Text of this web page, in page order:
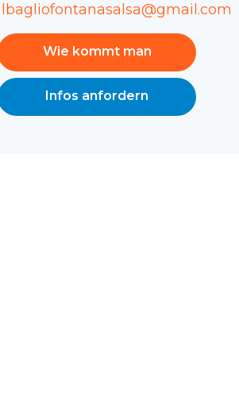
Wie kommt man
Infos anfordern